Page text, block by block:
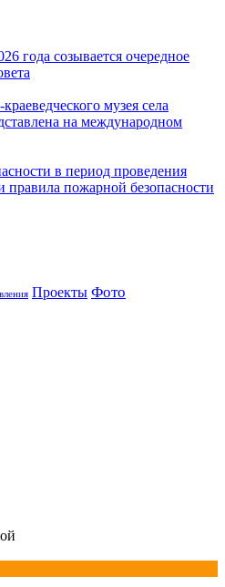
года созывается очередное
музея села
на международном
в период проведения
пожарной безопасности
Проекты Фото